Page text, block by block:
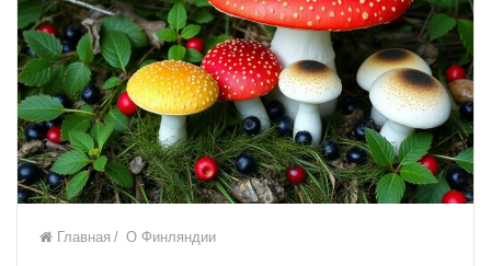
Главная / О Финляндии